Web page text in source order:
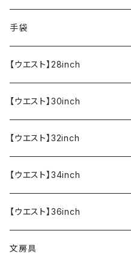
食器・調理器具
エプロン
メール便送料無料★オリジナルT
半袖Tシャツ
OUTLET!!!!!
手袋
【ウエスト】28inch
【ウエスト】30inch
【ウエスト】32inch
【ウエスト】34inch
【ウエスト】36inch
文房具